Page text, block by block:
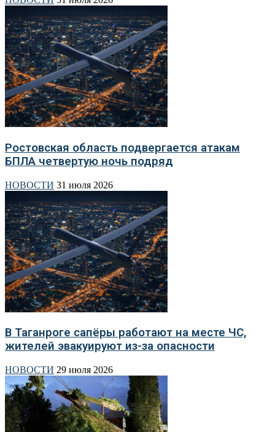
Ростовская область подвергается атакам
БПЛА четвертую ночь подряд
НОВОСТИ 31 июля 2026
В Таганроге сапёры работают на месте ЧС,
жителей эвакуируют из-за опасности
НОВОСТИ 29 июля 2026